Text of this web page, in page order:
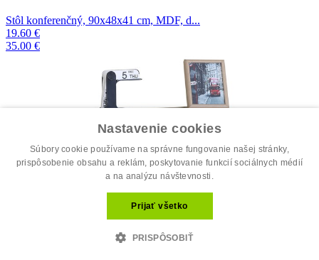
Stôl konferenčný, 90x48x41 cm, MDF, d...
19.60 €
35.00 €
Nastavenie cookies
Súbory cookie používame na správne fungovanie našej stránky,
prispôsobenie obsahu a reklám, poskytovanie funkcií sociálnych médií
a na analýzu návštevnosti.
Prijať všetko
PRISPÔSOBIŤ